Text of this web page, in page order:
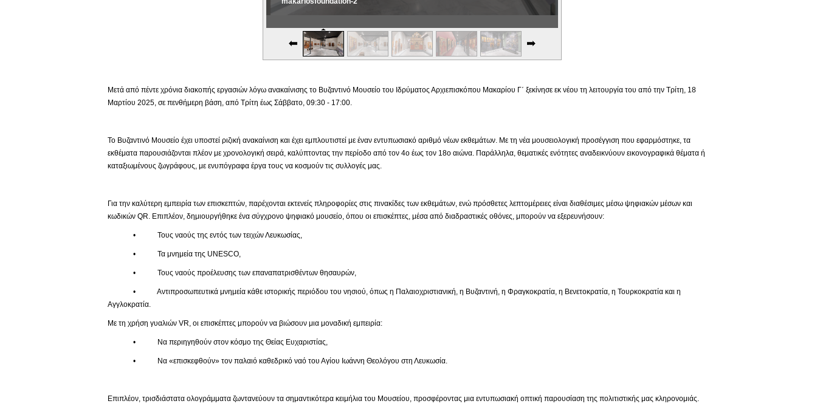
Μετά από πέντε χρόνια διακοπής εργασιών λόγω ανακαίνισης το Βυζαντινό Μουσείο του Ιδρύματος Αρχιεπισκόπου Μακαρίου Γ΄ ξεκίνησε εκ νέου τη λειτουργία του από την Τρίτη, 18
Μαρτίου 2025, σε πενθήμερη βάση, από Τρίτη έως Σάββατο, 09:30 - 17:00.
Το Βυζαντινό Μουσείο έχει υποστεί ριζική ανακαίνιση και έχει εμπλουτιστεί με έναν εντυπωσιακό αριθμό νέων εκθεμάτων. Με τη νέα μουσειολογική προσέγγιση που εφαρμόστηκε, τα
εκθέματα παρουσιάζονται πλέον με χρονολογική σειρά, καλύπτοντας την περίοδο από τον 4ο έως τον 18ο αιώνα. Παράλληλα, θεματικές ενότητες αναδεικνύουν εικονογραφικά θέματα ή
καταξιωμένους ζωγράφους, με ενυπόγραφα έργα τους να κοσμούν τις συλλογές μας.
Για την καλύτερη εμπειρία των επισκεπτών, παρέχονται εκτενείς πληροφορίες στις πινακίδες των εκθεμάτων, ενώ πρόσθετες λεπτομέρειες είναι διαθέσιμες μέσω ψηφιακών μέσων και
κωδικών QR. Επιπλέον, δημιουργήθηκε ένα σύγχρονο ψηφιακό μουσείο, όπου οι επισκέπτες, μέσα από διαδραστικές οθόνες, μπορούν να εξερευνήσουν:
• Τους ναούς της εντός των τειχών Λευκωσίας,
• Τα μνημεία της UNESCO,
• Τους ναούς προέλευσης των επαναπατρισθέντων θησαυρών,
• Αντιπροσωπευτικά μνημεία κάθε ιστορικής περιόδου του νησιού, όπως η Παλαιοχριστιανική, η Βυζαντινή, η Φραγκοκρατία, η Βενετοκρατία, η Τουρκοκρατία και η
Αγγλοκρατία.
Με τη χρήση γυαλιών VR, οι επισκέπτες μπορούν να βιώσουν μια μοναδική εμπειρία:
• Να περιηγηθούν στον κόσμο της Θείας Ευχαριστίας,
• Να «επισκεφθούν» τον παλαιό καθεδρικό ναό του Αγίου Ιωάννη Θεολόγου στη Λευκωσία.
Επιπλέον, τρισδιάστατα ολογράμματα ζωντανεύουν τα σημαντικότερα κειμήλια του Μουσείου, προσφέροντας μια εντυπωσιακή οπτική παρουσίαση της πολιτιστικής μας κληρονομιάς.